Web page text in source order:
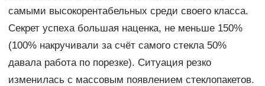
самыми высокорентабельных среди своего класса.
Секрет успеха большая наценка, не меньше 150%
(100% накручивали за счёт самого стекла 50%
давала работа по порезке). Ситуация резко
изменилась с массовым появлением стеклопакетов.